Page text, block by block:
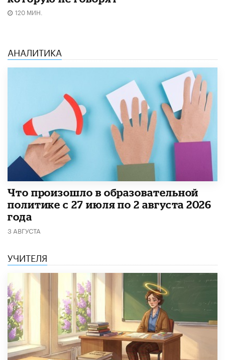
120 МИН.
АНАЛИТИКА
​Что произошло в образовательной
политике с 27 июля по 2 августа 2026
года
3 АВГУСТА
УЧИТЕЛЯ